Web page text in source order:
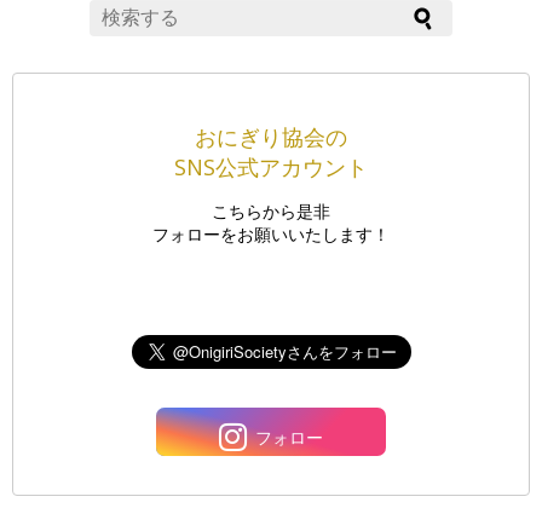
おにぎり協会の
SNS公式アカウント
こちらから是非
フォローをお願いいたします！
フォロー